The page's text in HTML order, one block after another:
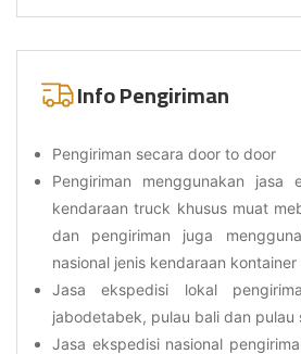
Info Pengiriman
Pengiriman secara door to door
Pengiriman menggunakan jasa
kendaraan truck khusus muat
dan pengiriman juga
nasional jenis kendaraan kontainer
Jasa ekspedisi lokal
jabodetabek, pulau bali dan pulau
Jasa ekspedisi nasional